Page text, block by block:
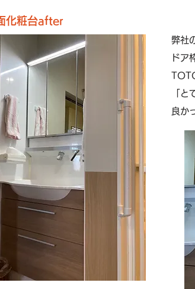
化粧台after
弊社
ドア
「と
良か